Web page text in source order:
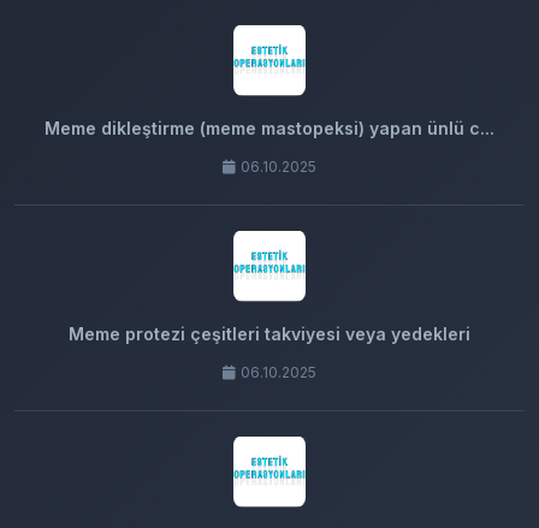
Meme dikleştirme (meme mastopeksi) yapan ünlü c...
06.10.2025
Meme protezi çeşitleri takviyesi veya yedekleri
06.10.2025